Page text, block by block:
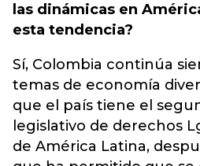
las dinámicas en
esta tendencia?
Sí, Colombia continúa
temas de economía
que el país tiene el
legislativo de derechos
de América Latina,